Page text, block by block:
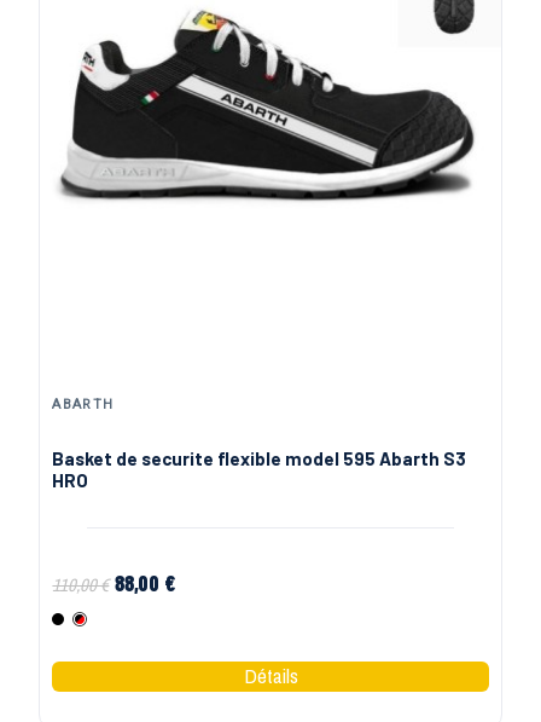
ABARTH
Basket de securite flexible model 595 Abarth S3
HRO
110,00 € 88,00 €
NoirNoir Rouge